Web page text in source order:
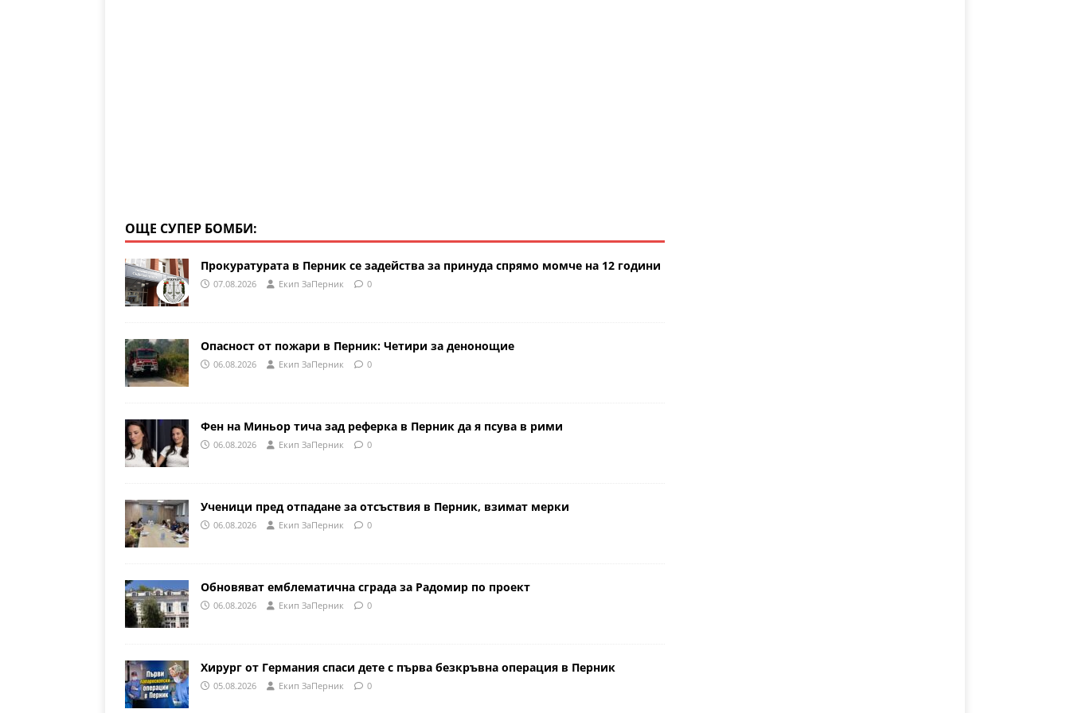
ОЩЕ СУПЕР БОМБИ:
Прокуратурата в Перник се задейства за принуда спрямо момче на 12 години
07.08.2026 Eкип ЗаПерник 0
Опасност от пожари в Перник: Четири за денонощие
06.08.2026 Eкип ЗаПерник 0
Фен на Миньор тича зад реферка в Перник да я псува в рими
06.08.2026 Eкип ЗаПерник 0
Ученици пред отпадане за отсъствия в Перник, взимат мерки
06.08.2026 Eкип ЗаПерник 0
Обновяват емблематична сграда за Радомир по проект
06.08.2026 Eкип ЗаПерник 0
Хирург от Германия спаси дете с първа безкръвна операция в Перник
05.08.2026 Eкип ЗаПерник 0